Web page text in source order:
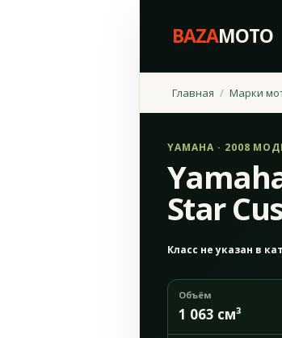
BAZAMOTO
Главная Марки
YAMAHA · 2008
Star
Класс не указан в
Объём
1 063 см³